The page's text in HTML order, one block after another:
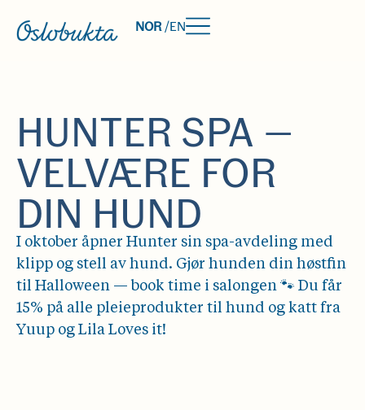
NOR/EN
HUNTER SPA —
VELVÆRE FOR
DIN HUND
I oktober åpner Hunter sin spa-avdeling med
klipp og stell av hund. Gjør hunden din høstfin
til Halloween — book time i salongen 🐾 Du får
15% på alle pleieprodukter til hund og katt fra
Yuup og Lila Loves it!